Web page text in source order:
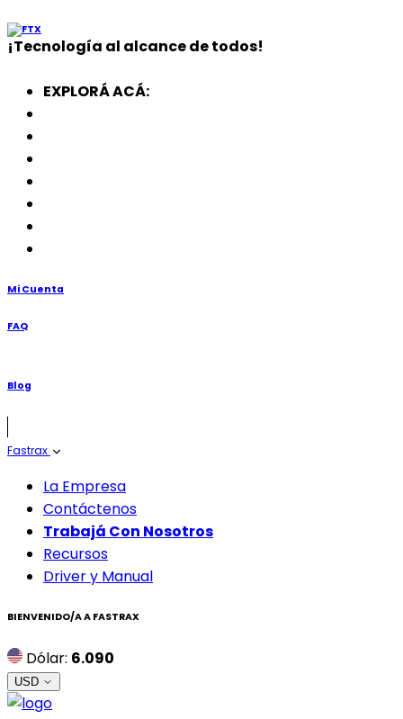
¡Tecnología al alcance de todos!
EXPLORÁ ACÁ:
Mi Cuenta
FAQ
Blog
Fastrax
La Empresa
Contáctenos
Trabajá Con Nosotros
Recursos
Driver y Manual
BIENVENIDO/A A FASTRAX
Dólar: 6.090
USD